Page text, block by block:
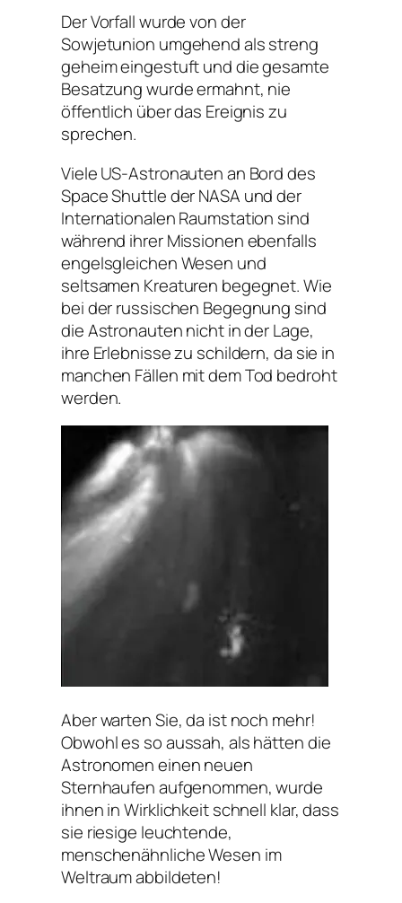
Der Vorfall wurde von der
Sowjetunion umgehend als streng
geheim eingestuft und die gesamte
Besatzung wurde ermahnt, nie
öffentlich über das Ereignis zu
sprechen.
Viele US-Astronauten an Bord des
Space Shuttle der NASA und der
Internationalen Raumstation sind
während ihrer Missionen ebenfalls
engelsgleichen Wesen und
seltsamen Kreaturen begegnet. Wie
bei der russischen Begegnung sind
die Astronauten nicht in der Lage,
ihre Erlebnisse zu schildern, da sie in
manchen Fällen mit dem Tod bedroht
werden.
Aber warten Sie, da ist noch mehr!
Obwohl es so aussah, als hätten die
Astronomen einen neuen
Sternhaufen aufgenommen, wurde
ihnen in Wirklichkeit schnell klar, dass
sie riesige leuchtende,
menschenähnliche Wesen im
Weltraum abbildeten!